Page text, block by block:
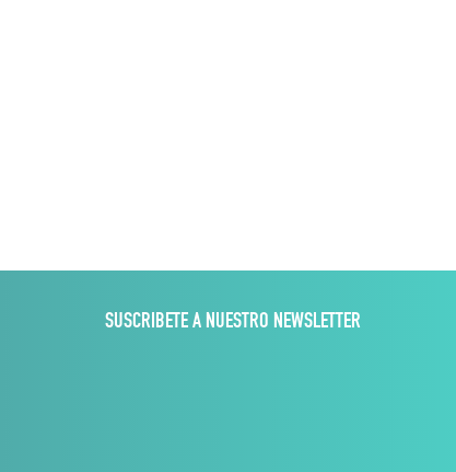
SUSCRIBETE A NUESTRO NEWSLETTER